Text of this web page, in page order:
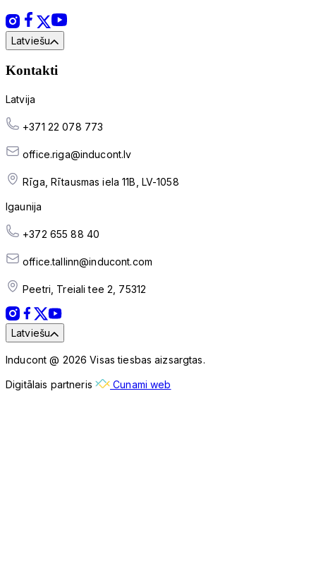
Latviešu
Kontakti
Latvija
+371 22 078 773
office.riga@inducont.lv
Rīga, Rītausmas iela 11B, LV-1058
Igaunija
+372 655 88 40
office.tallinn@inducont.com
Peetri, Treiali tee 2, 75312
Latviešu
Inducont @ 2026 Visas tiesbas aizsargtas.
Digitālais partneris Cunami web